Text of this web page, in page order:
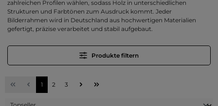
zahlreichen Profilen wählen, sodass Holz in unterschiedlichen
Strukturen und Farbtönen zum Ausdruck kommt. Jeder
Bilderrahmen wird in Deutschland aus hochwertigen Materialien
gefertigt, präzise verarbeitet und stabil aufgebaut.
Produkte filtern
Seite
1 Seite
2 Seite
3